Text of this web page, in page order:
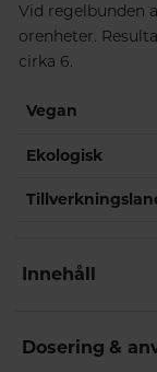
Vid regelbunden
orenheter.
cirka 6.
Vegan
Ekologisk
Innehåll
Dosering &